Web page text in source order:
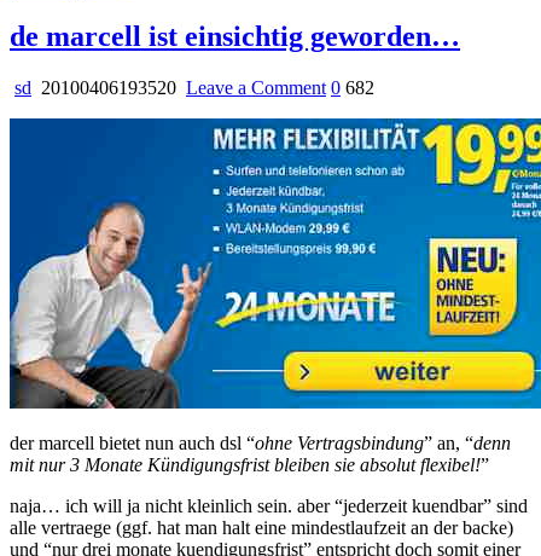
de marcell ist einsichtig geworden…
sd 20100406193520 Leave a Commenton
marcell
ist
einsichtig
geworden…
0 682
der marcell bietet nun auch dsl “ohne Vertragsbindung” an, “denn
mit nur 3 Monate Kündigungsfrist bleiben sie absolut flexibel!”
naja… ich will ja nicht kleinlich sein. aber “jederzeit kuendbar” sind
alle vertraege (ggf. hat man halt eine mindestlaufzeit an der backe)
und “nur drei monate kuendigungsfrist” entspricht doch somit einer